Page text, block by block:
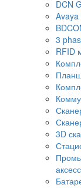
DCN
Avaya
3
RFID
3D